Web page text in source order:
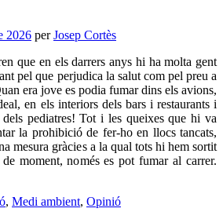
2026 perJosep Cortès
que en els darrers anys hi ha molta gent
pel que perjudica la salut com pel preu a
era jove es podia fumar dins els avions,
en els interiors dels bars i restaurants i
pediatres! Tot i les queixes que hi va
la prohibició de fer-ho en llocs tancats,
mesura gràcies a la qual tots hi hem sortit
moment, només es pot fumar al carrer.
, Medi ambient, Opinió